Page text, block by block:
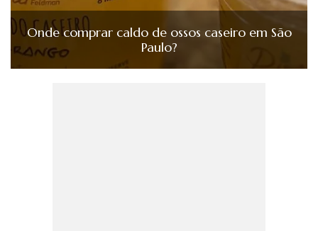
Onde comprar caldo de ossos caseiro em São
Paulo?